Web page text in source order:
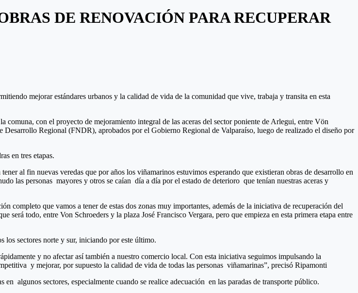
DE RENOVACIÓN PARA RECUPERAR
mejorar estándares urbanos y la calidad de vida de la comunidad que vive, trabaja y transita en esta
con el proyecto de mejoramiento integral de las aceras del sector poniente de Arlegui, entre Vön
Regional (FNDR), aprobados por el Gobierno Regional de Valparaíso, luego de realizado el diseño por
en tres etapas.
al fin nuevas veredas que por años los viñamarinos estuvimos esperando que existieran obras de desarrollo en
las personas mayores y otros se caían día a día por el estado de deterioro que tenían nuestras aceras y
completo que vamos a tener de estas dos zonas muy importantes, además de la iniciativa de recuperación del
todo, entre Von Schroeders y la plaza José Francisco Vergara, pero que empieza en esta primera etapa entre
los sectores norte y sur, iniciando por este último.
y no afectar así también a nuestro comercio local. Con esta iniciativa seguimos impulsando la
y mejorar, por supuesto la calidad de vida de todas las personas viñamarinas”, precisó Ripamonti
algunos sectores, especialmente cuando se realice adecuación en las paradas de transporte público.